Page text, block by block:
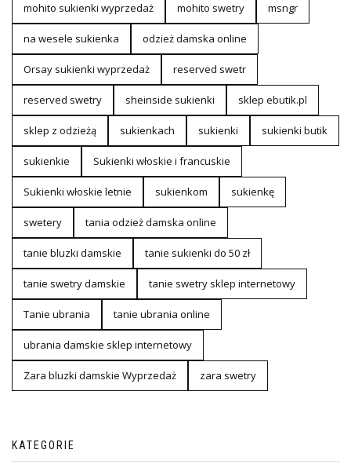
mohito sukienki wyprzedaż mohito swetry msngr
na wesele sukienka odzież damska online
Orsay sukienki wyprzedaż reserved swetr
reserved swetry sheinside sukienki sklep ebutik.pl
sklep z odzieżą sukienkach sukienki sukienki butik
sukienkie Sukienki włoskie i francuskie
Sukienki włoskie letnie sukienkom sukienkę
swetery tania odzież damska online
tanie bluzki damskie tanie sukienki do 50 zł
tanie swetry damskie tanie swetry sklep internetowy
Tanie ubrania tanie ubrania online
ubrania damskie sklep internetowy
Zara bluzki damskie Wyprzedaż zara swetry
KATEGORIE